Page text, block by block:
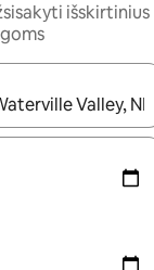
išskirtinius
juos naršyti